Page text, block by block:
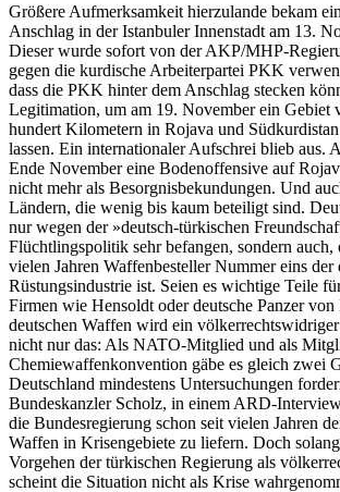
Größere Aufmerksamkeit hierzulande bekam
Anschlag in der Istanbuler Innenstadt am 13.
Dieser wurde sofort von der AKP/MHP-
gegen die kurdische Arbeiterpartei PKK
dass die PKK hinter dem Anschlag stecken
Legitimation, um am 19. November ein Gebiet
hundert Kilometern in Rojava und
lassen. Ein internationaler Aufschrei blieb aus.
Ende November eine Bodenoffensive auf
nicht mehr als Besorgnisbekundungen. Und
Ländern, die wenig bis kaum beteiligt sind.
nur wegen der »deutsch-türkischen
Flüchtlingspolitik sehr befangen, sondern auch,
vielen Jahren Waffenbesteller Nummer eins der
Rüstungsindustrie ist. Seien es wichtige Teile
Firmen wie Hensoldt oder deutsche Panzer
deutschen Waffen wird ein
nicht nur das: Als NATO-Mitglied und als
Chemiewaffenkonvention gäbe es gleich zwei
Deutschland mindestens Untersuchungen
Bundeskanzler Scholz, in einem ARD-
die Bundesregierung schon seit vielen Jahren
Waffen in Krisengebiete zu liefern. Doch
Vorgehen der türkischen Regierung als
scheint die Situation nicht als Krise